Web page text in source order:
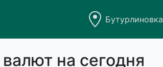
Бутурлиновка
на сегодня